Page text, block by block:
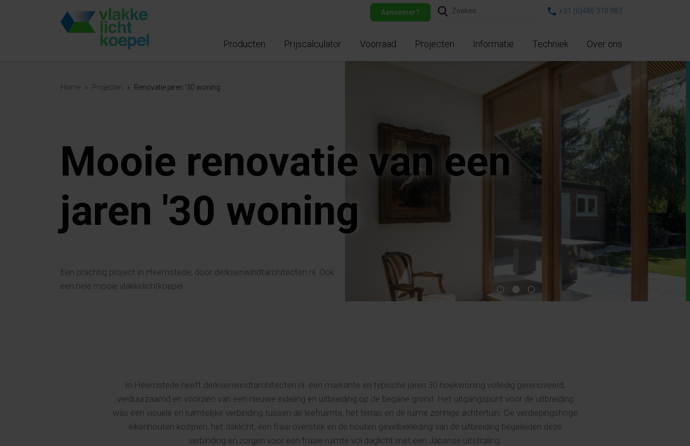
Aannemer? +31 (0)485 310 983
Producten Prijscalculator Voorraad Projecten Informatie Techniek Over ons
Home › Projecten › Renovatie jaren '30 woning
Mooie renovatie van een
jaren '30 woning
Een prachtig project in Heemstede, door derksenwindtarchitecten.nl. Ook
een hele mooie vlakkelichtkoepel.
In Heemstede heeft derksenwindtarchitecten.nl. een markante en typische jaren 30 hoekwoning volledig gerenoveerd,
verduurzaamd en voorzien van een nieuwe indeling en uitbreiding op de begane grond. Het uitgangspunt voor de uitbreiding
was een visuele en ruimtelijke verbinding tussen de leefruimte, het terras en de ruime zonnige achtertuin. De verdiepingshoge
eikenhouten kozijnen, het daklicht, een fraai overstek en de houten gevelbekleding van de uitbreiding begeleiden deze
verbinding en zorgen voor een fraaie ruimte vol daglicht met een Japanse uitstraling.